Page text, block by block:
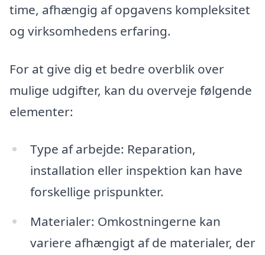
time, afhængig af opgavens kompleksitet
og virksomhedens erfaring.
For at give dig et bedre overblik over
mulige udgifter, kan du overveje følgende
elementer:
Type af arbejde: Reparation,
installation eller inspektion kan have
forskellige prispunkter.
Materialer: Omkostningerne kan
variere afhængigt af de materialer, der